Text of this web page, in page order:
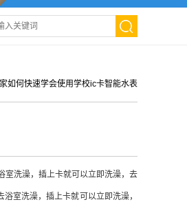
如何快速学会使用学校ic卡智能水表
室洗澡，插上卡就可以立即洗澡，去
室洗澡，插上卡就可以立即洗澡，